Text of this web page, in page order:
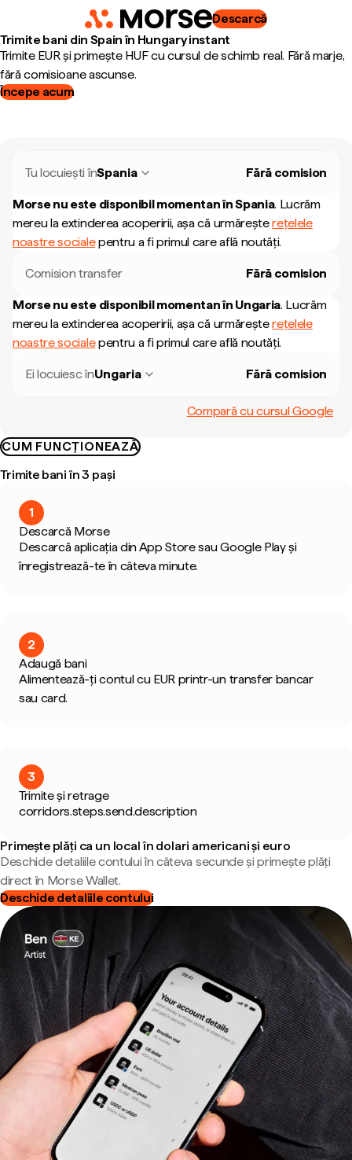
Descarcă
Trimite bani din Spain în Hungary instant
Trimite EUR și primește HUF cu cursul de schimb real. Fără marje,
fără comisioane ascunse.
Începe acum
Tu locuiești înSpania Fără comision
Morse nu este disponibil momentan înSpania. Lucrăm
mereu la extinderea acoperirii, așa că urmăreșterețelele
noastre socialepentru a fi primul care află noutăți.
Comision transfer Fără comision
Morse nu este disponibil momentan în Ungaria. Lucrăm
mereu la extinderea acoperirii, așa că urmăreșterețelele
noastre socialepentru a fi primul care află noutăți.
Ei locuiesc înUngaria Fără comision
Compară cu cursul Google
CUM FUNCȚIONEAZĂ
Trimite bani în 3 pași
1
Descarcă Morse
Descarcă aplicația din App Store sau Google Play și
înregistrează-te în câteva minute.
2
Adaugă bani
Alimentează-ți contul cu EUR printr-un transfer bancar
sau card.
3
Trimite și retrage
corridors.steps.send.description
Primește plăți ca un local în dolari americani și euro
Deschide detaliile contului în câteva secunde și primește plăți
direct în Morse Wallet.
Deschide detaliile contului